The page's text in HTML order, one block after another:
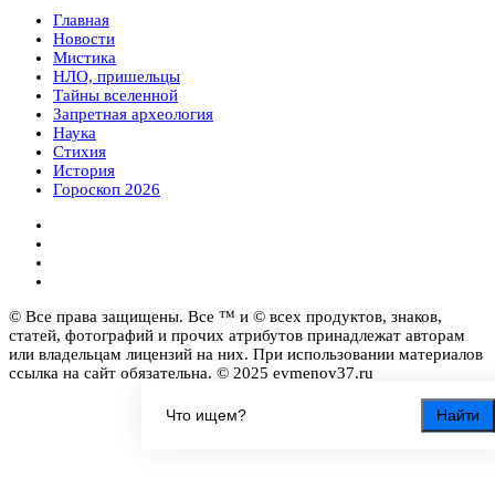
Найти
Главная
Новости
Мистика
НЛО, пришельцы
Тайны вселенной
Запретная археология
Наука
Стихия
История
Гороскоп 2026
© Все права защищены. Все ™ и © всех продуктов, знаков,
статей, фотографий и прочих атрибутов принадлежат авторам
или владельцам лицензий на них. При использовании материалов
ссылка на сайт обязательна. © 2025 evmenov37.ru